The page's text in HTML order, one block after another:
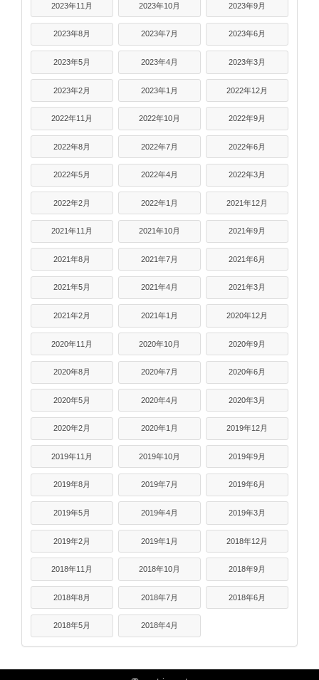
2023年11月 2023年10月 2023年9月
2023年8月 2023年7月 2023年6月
2023年5月 2023年4月 2023年3月
2023年2月 2023年1月 2022年12月
2022年11月 2022年10月 2022年9月
2022年8月 2022年7月 2022年6月
2022年5月 2022年4月 2022年3月
2022年2月 2022年1月 2021年12月
2021年11月 2021年10月 2021年9月
2021年8月 2021年7月 2021年6月
2021年5月 2021年4月 2021年3月
2021年2月 2021年1月 2020年12月
2020年11月 2020年10月 2020年9月
2020年8月 2020年7月 2020年6月
2020年5月 2020年4月 2020年3月
2020年2月 2020年1月 2019年12月
2019年11月 2019年10月 2019年9月
2019年8月 2019年7月 2019年6月
2019年5月 2019年4月 2019年3月
2019年2月 2019年1月 2018年12月
2018年11月 2018年10月 2018年9月
2018年8月 2018年7月 2018年6月
2018年5月 2018年4月